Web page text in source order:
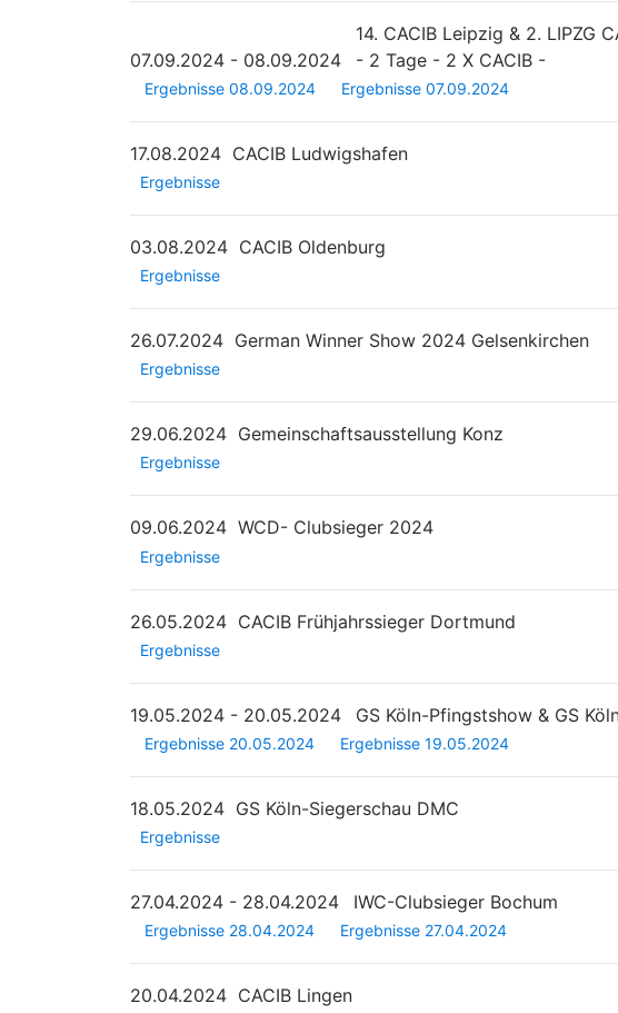
07.09.2024 - 08.09.2024
14. CACIB Leipzig & 2. LIPZG
- 2 Tage - 2 X CACIB -
Ergebnisse 08.09.2024 Ergebnisse 07.09.2024
17.08.2024 CACIB Ludwigshafen
Ergebnisse
03.08.2024 CACIB Oldenburg
Ergebnisse
26.07.2024 German Winner Show 2024 Gelsenkirchen
Ergebnisse
29.06.2024 Gemeinschaftsausstellung Konz
Ergebnisse
09.06.2024 WCD- Clubsieger 2024
Ergebnisse
26.05.2024 CACIB Frühjahrssieger Dortmund
Ergebnisse
19.05.2024 - 20.05.2024 GS Köln-Pfingstshow & GS
Ergebnisse 20.05.2024 Ergebnisse 19.05.2024
18.05.2024 GS Köln-Siegerschau DMC
Ergebnisse
27.04.2024 - 28.04.2024 IWC-Clubsieger Bochum
Ergebnisse 28.04.2024 Ergebnisse 27.04.2024
20.04.2024 CACIB Lingen